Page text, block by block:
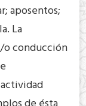
aposentos;
La
o conducción